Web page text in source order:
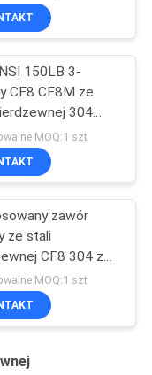
przemysłowego
150LB 3-
CF8 CF8M ze
304
kulowy
MOQ:1 szt
zawór
ze stali
CF8 304 ze
2-
API
MOQ:1 szt